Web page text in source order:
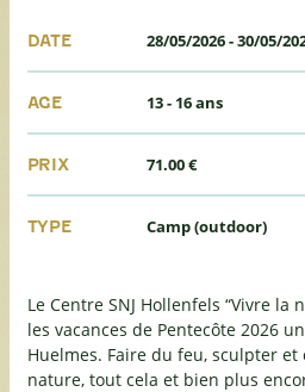
DATE 28/05/2026-30/05/
AGE 13 - 16 ans
PRIX 71.00 €
TYPE Camp (outdoor)
Le Centre SNJ Hollenfels “Vivre la
les vacances de Pentecôte 2026
Huelmes. Faire du feu, sculpter
nature, tout cela et bien plus